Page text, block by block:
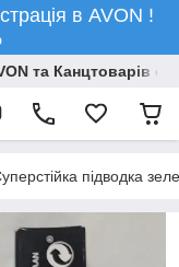
в AVON !
та Канцтоварів
підводка